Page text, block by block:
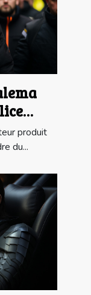
droits
produit
du...